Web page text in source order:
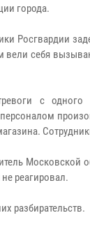
города.
Росгвардии
вели себя
с
.
Московской
реагировал.
разбирательств.